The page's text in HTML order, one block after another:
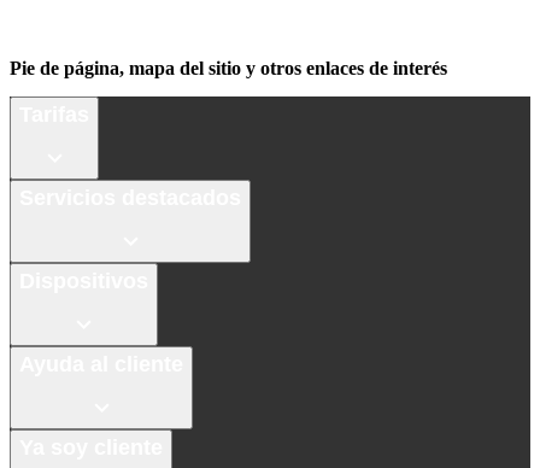
Pie de página, mapa del sitio y otros enlaces de interés